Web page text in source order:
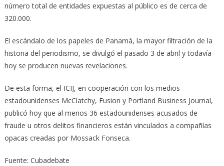
número total de entidades expuestas al público es de cerca de
320.000.
El escándalo de los papeles de Panamá, la mayor filtración de la
historia del periodismo, se divulgó el pasado 3 de abril y todavía
hoy se producen nuevas revelaciones.
De esta forma, el ICIJ, en cooperación con los medios
estadounidenses McClatchy, Fusion y Portland Business Journal,
publicó hoy que al menos 36 estadounidenses acusados de
fraude u otros delitos financieros están vinculados a compañías
opacas creadas por Mossack Fonseca.
Fuente: Cubadebate